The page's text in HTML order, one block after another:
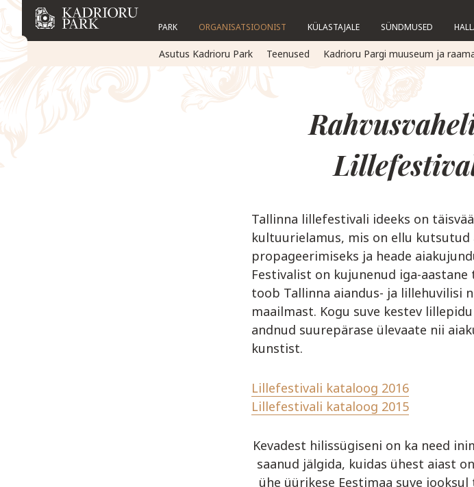
PARK ORGANISATSIOONIST KÜLASTAJALE SÜNDMUSED
Asutus Kadrioru Park Teenused Kadrioru Pargi muuseum ja
Tallinna lillefestivali ideeks on
kultuurielamus, mis on ellu
propageerimiseks ja heade
Festivalist on kujunenud iga-
toob Tallinna aiandus- ja lillehuvilisi
maailmast. Kogu suve kestev
andnud suurepärase ülevaate nii
kunstist.
Lillefestivali kataloog 2016
Lillefestivali kataloog 2015
Kevadest hilissügiseni on ka need
saanud jälgida, kuidas ühest aiast
ühe üürikese Eestimaa suve